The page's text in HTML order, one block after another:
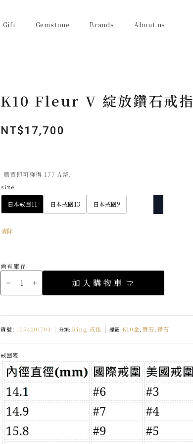
Gift Gemstone Brands About us
K10 Fleur V 綻放鑽石戒指
NT$ 17,700
購買即可獲得 177 A幣.
size
日本戒圍11 日本戒圍13 日本戒圍9
清除
尚有庫存
K10
放
戒
數
量
加入購物車
貨號: 1054201703 分類: Ring 戒指 標籤: K10金 寶石 鑽石
戒圍表